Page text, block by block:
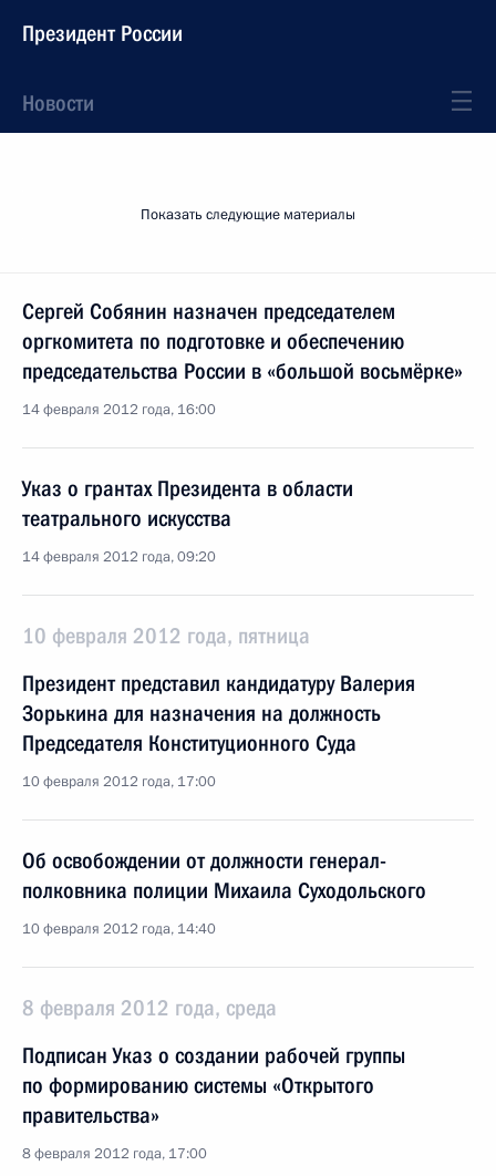
Президент России
Новости
Показать следующие материалы
Сергей Собянин назначен председателем
оргкомитета по подготовке и обеспечению
председательства России в «большой восьмёрке»
14 февраля 2012 года, 16:00
Указ о грантах Президента в области
театрального искусства
14 февраля 2012 года, 09:20
10 февраля 2012 года, пятница
Президент представил кандидатуру Валерия
Зорькина для назначения на должность
Председателя Конституционного Суда
10 февраля 2012 года, 17:00
Об освобождении от должности генерал-
полковника полиции Михаила Суходольского
10 февраля 2012 года, 14:40
8 февраля 2012 года, среда
Подписан Указ о создании рабочей группы
по формированию системы «Открытого
правительства»
8 февраля 2012 года, 17:00